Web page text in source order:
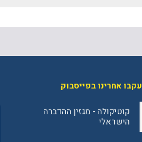
עקבו אחרינו בפייסבוק
‎קוטיקולה - מגזין ההדברה
הישראלי‎